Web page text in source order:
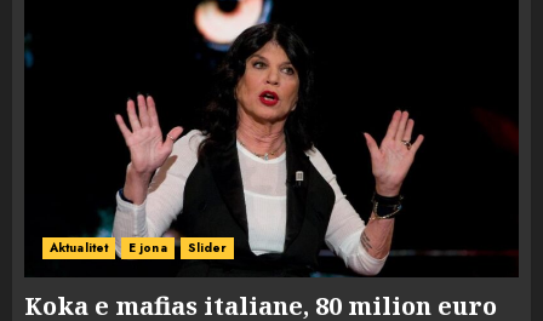
Aktualitet E jona Slider
Koka e mafias italiane, 80 milion euro